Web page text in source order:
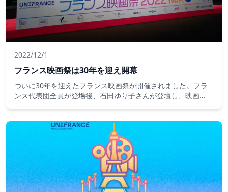
2022/12/1
フランス映画祭は30年を迎え開幕
ついに30年を迎えたフランス映画祭が開催されました。フラ
ンス代表団全員が登場後、石田ゆり子さんが登壇し、映画